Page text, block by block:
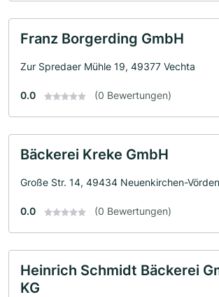
Franz Borgerding GmbH
Zur Spredaer Mühle 19, 49377 Vechta
0.0 (0 Bewertungen)
Bäckerei Kreke GmbH
Große Str. 14, 49434 Neuenkirchen-Vörden
0.0 (0 Bewertungen)
Heinrich Schmidt Bäckerei
KG